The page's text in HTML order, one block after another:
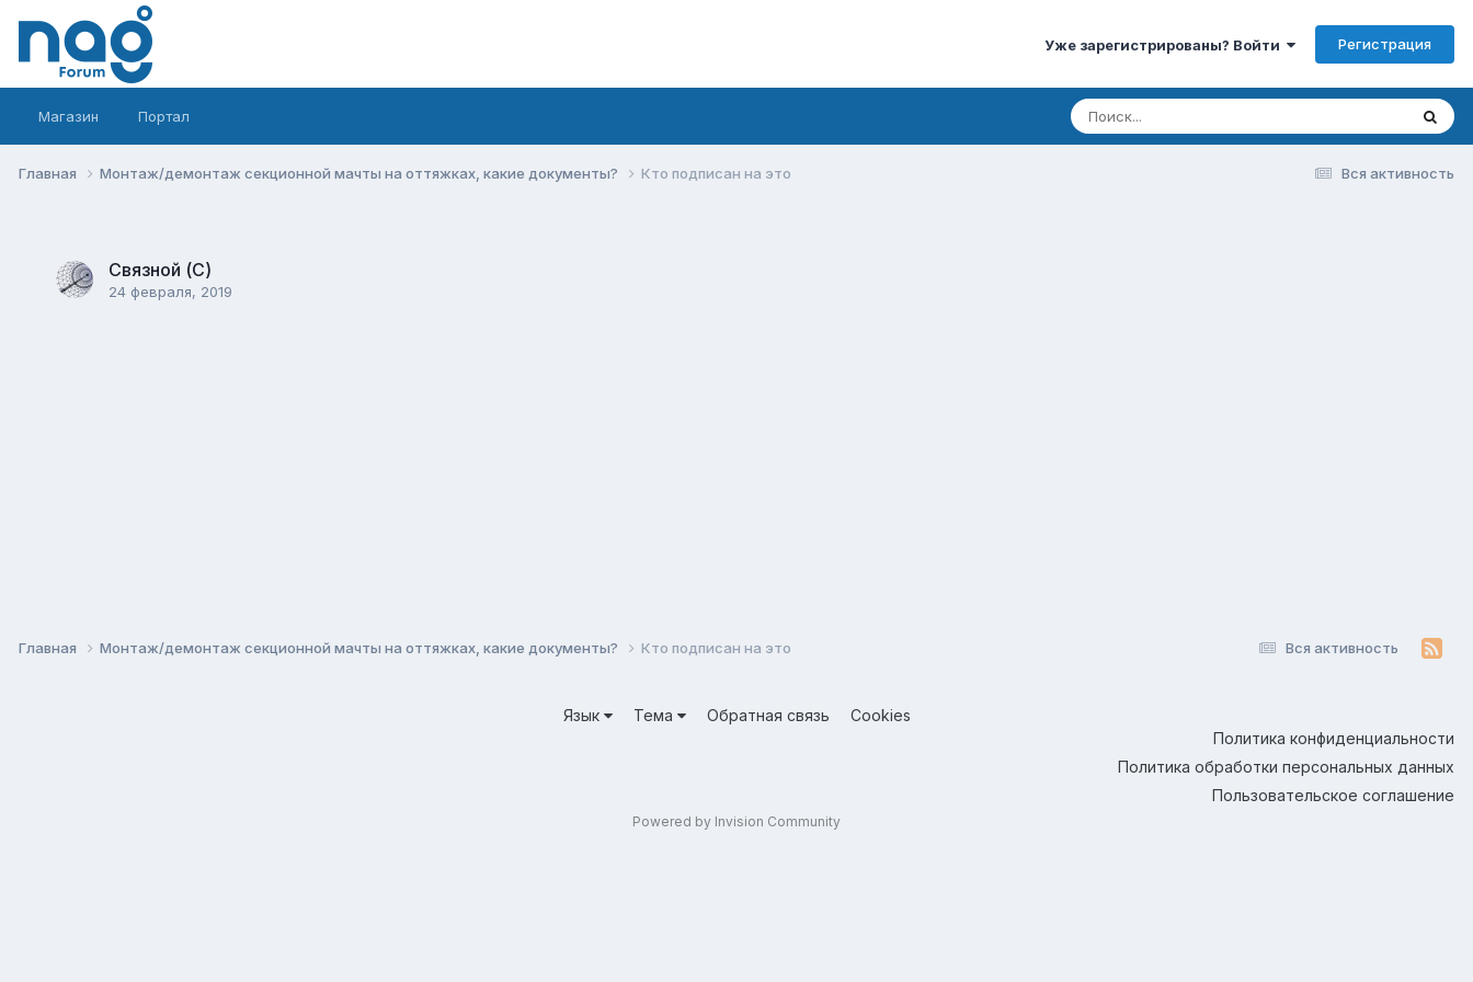
Уже зарегистрированы? Войти Регистрация
Магазин Портал
Вся активность
Главная Монтаж/демонтаж секционной мачты на оттяжках, какие документы? Кто подписан на это
Связной (С)
24 февраля, 2019
Вся активность
Главная Монтаж/демонтаж секционной мачты на оттяжках, какие документы? Кто подписан на это
Язык Тема Обратная связь
Cookies
Политика конфиденциальности
Политика обработки персональных данных
Пользовательское соглашение
Powered by Invision Community